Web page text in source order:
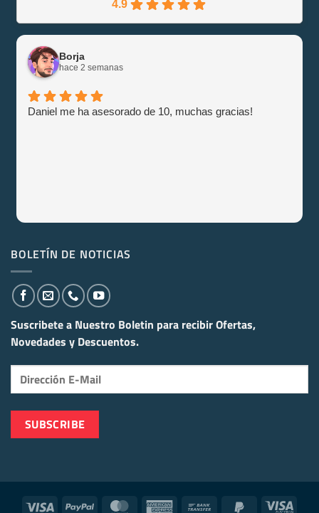
4.9
Borja
hace 2 semanas
Daniel me ha asesorado de 10, muchas gracias!
BOLETÍN DE NOTICIAS
Suscribete a Nuestro Boletin para recibirOfertas,
Novedades y Descuentos.
Visa PayPal MasterCard American PayPal Visa